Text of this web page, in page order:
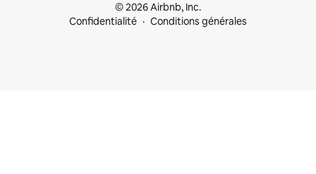
© 2026 Airbnb, Inc.
Confidentialité
Conditions générales